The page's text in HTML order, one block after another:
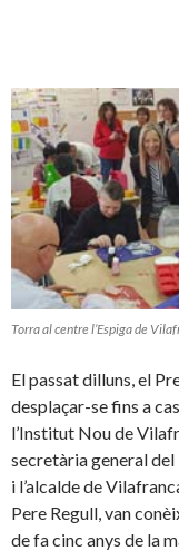
Torra al centre l’Espiga de
El passat dilluns, el
desplaçar-se fins a
l’Institut Nou de
secretària general del
i l’alcalde de
Pere Regull, van
de fa cinc anys de la